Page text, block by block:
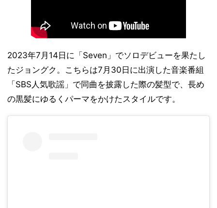
2023年7月14日に「Seven」でソロデビューを果たし
たジョングク。こちらは7月30日に出演した音楽番組
「SBS人気歌謡」で同曲を披露した際の髪型で、長め
の黒髪にゆるくパーマをかけたスタイルです。